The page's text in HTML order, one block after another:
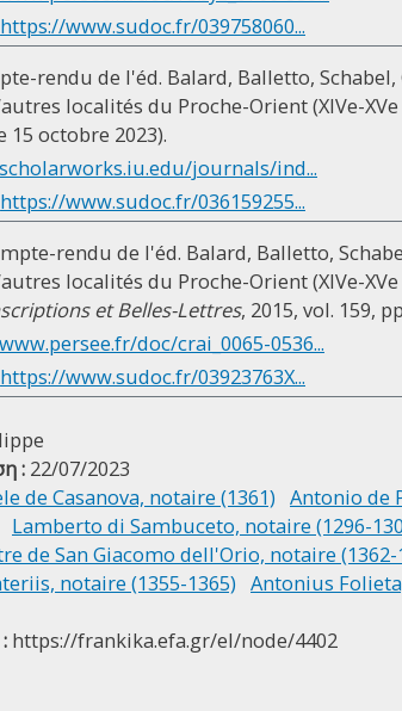
https://www.sudoc.fr/039758060...
rendu de l'éd. Balard, Balletto,
localités du Proche-Orient (XIVe-XVe
octobre 2023).
journals/ind...
https://www.sudoc.fr/036159255...
rendu de l'éd. Balard, Balletto,
localités du Proche-Orient (XIVe-XVe
et Belles-Lettres, 2015, vol. 159,
doc/crai_0065-0536...
https://www.sudoc.fr/03923763X...
: 22/07/2023
de Casanova, notaire (1361) Antonio de
Lamberto di Sambuceto, notaire (1296-
de San Giacomo dell'Orio, notaire (1362-
notaire (1355-1365) Antonius
https://frankika.efa.gr/el/node/4402